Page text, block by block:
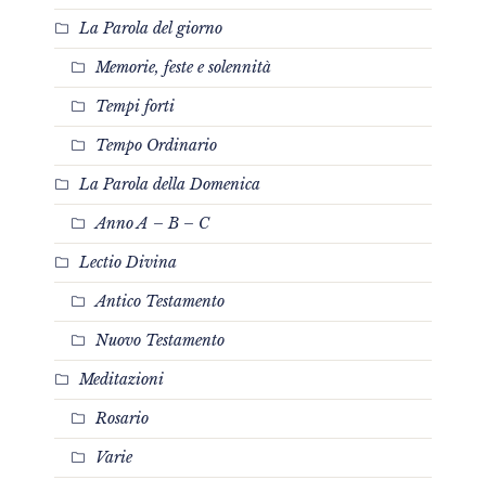
La Parola del giorno
Memorie, feste e solennità
Tempi forti
Tempo Ordinario
La Parola della Domenica
Anno A – B – C
Lectio Divina
Antico Testamento
Nuovo Testamento
Meditazioni
Rosario
Varie